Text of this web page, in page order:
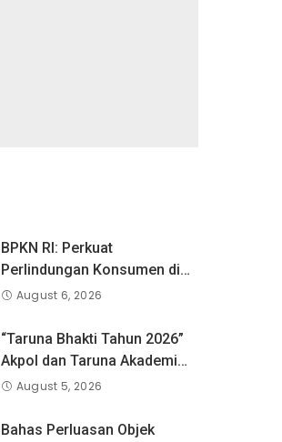
BPKN RI: Perkuat
Perlindungan Konsumen di
Era Digital, Aduan Pinjaman
Perhatian Serius
August 6, 2026
“Taruna Bhakti Tahun 2026”
Akpol dan Taruna Akademi
TNI Dampingi Siswa di 73
August 5, 2026
Bahas Perluasan Objek